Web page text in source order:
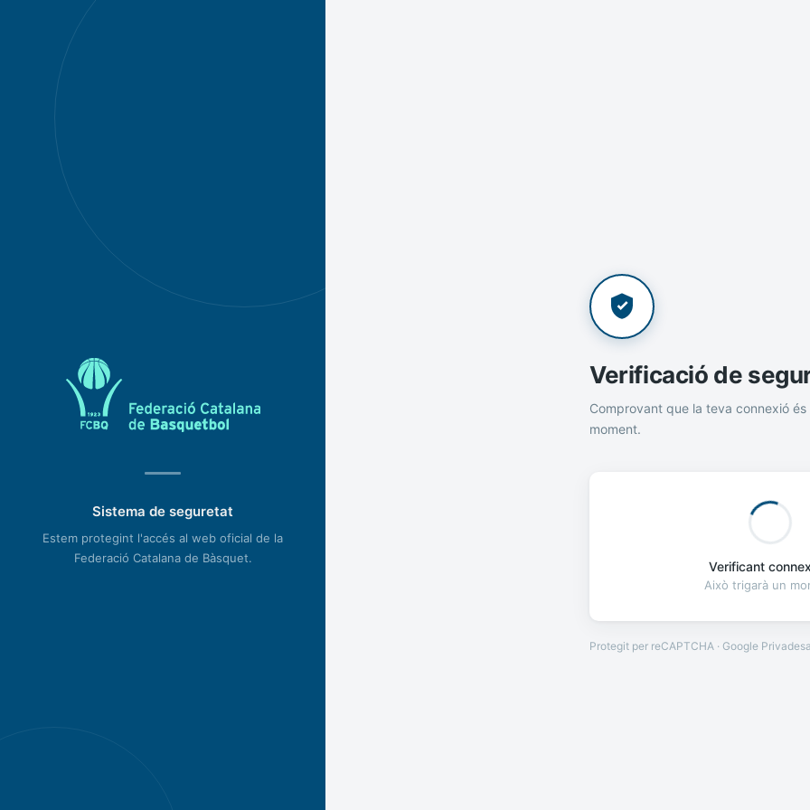
Sistema de seguretat
Estem protegint l'accés al web oficial de la
Federació Catalana de Bàsquet.
Verificació de
Comprovant que la teva connexió és
moment.
Verificant
Això trigarà un
Protegit per reCAPTCHA · Google Privadesa